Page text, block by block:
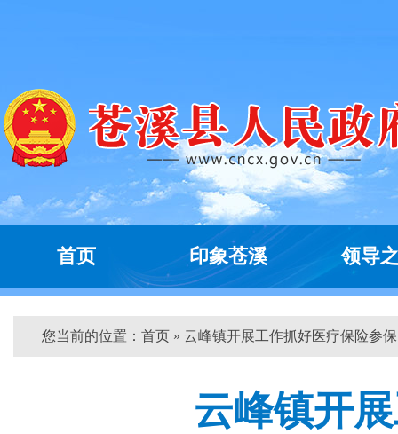
首页 印象苍溪 领导
您当前的位置： 首页 » 云峰镇开展工作抓好医疗保险参
云峰镇开